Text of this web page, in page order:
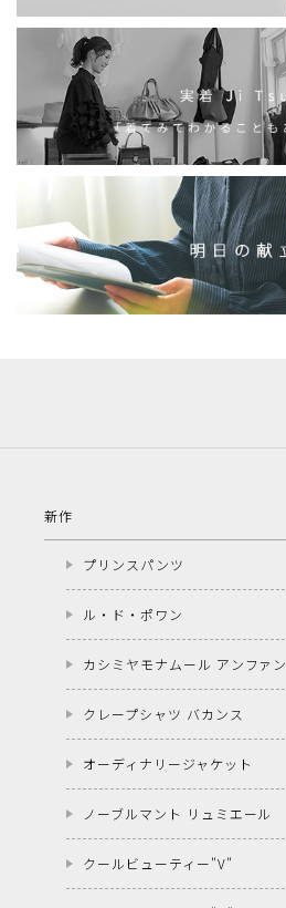
新作
プリンスパンツ
ル・ド・ポワン
カシミヤモナムール アンファン
クレープシャツ バカンス
オーディナリージャケット
ノーブルマント リュミエール
クールビューティー"V"